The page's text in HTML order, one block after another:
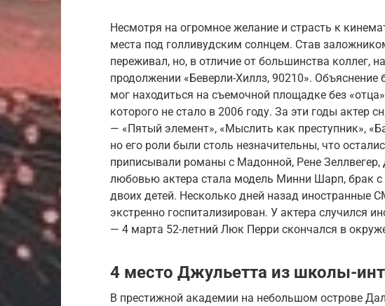
Несмотря на огромное желание и страсть к
места под голливудским солнцем. Став
переживал, но, в отличие от большинства коллег,
продолжении «Беверли-Хиллз, 90210».
мог находиться на съемочной площадке без
которого не стало в 2006 году. За эти годы актер
— «Пятый элемент», «Мыслить как преступник»,
но его роли были столь незначительны, что
приписывали романы с Мадонной, Рене
любовью актера стала модель Минни Шарп, брак с
двоих детей. Несколько дней назад иностранные
экстренно госпитализирован. У актера случился
— 4 марта 52-летний Люк Перри скончался в
4 место Джульетта из школы-
В престижной академии на небольшом острове